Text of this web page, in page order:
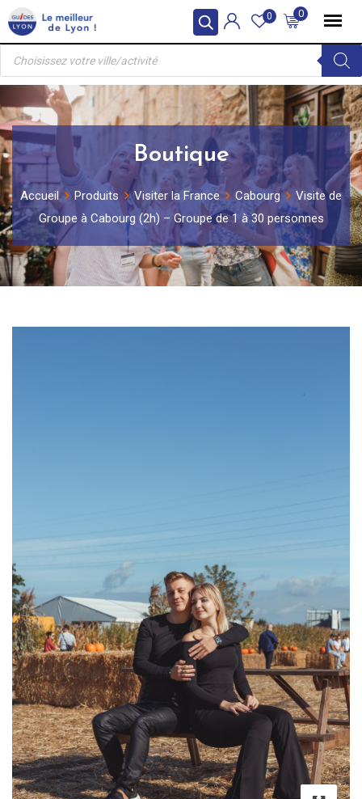
Skip
to
content
0
0
Recherche
produits
Boutique
Accueil Produits Visiter la France Cabourg
Visite de
Groupe à Cabourg (2h) – Groupe de 1 à 30 personnes